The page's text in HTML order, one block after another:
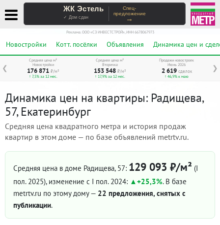
ЖК Эстель
✓ Дом сдан
Спец-
предложение
→
Реклама. ООО «СЗ ИНВЕСТСТРОЙ», ИНН 6678067973
Новостройки Котт. посёлки Объявления Динамика цен и
❮ ❯
Средняя цена м²
Новостройки
176 871 ₽/м²
↑ 7,5% за 12 мес.
Средняя цена м²
Вторичка
153 548 ₽/м²
↑ 17,9% за 12 мес.
Продажи новостроек
Июнь 2026
2 619 сделок
↑ 46,9% к маю
Динамика цен на квартиры: Радищева,
57, Екатеринбург
Средняя цена квадратного метра и история продаж
квартир в этом доме — по базе объявлений metrtv.ru.
Средняя цена в доме Радищева, 57: 129 093 ₽/м² (I
пол. 2025), изменение с I пол. 2024: +25,3%. В базе
metrtv.ru по этому дому — 22 предложения, снятых с
публикации.